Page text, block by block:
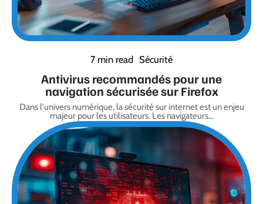
7 min read Sécurité
Antivirus recommandés pour une
navigation sécurisée sur Firefox
Dans l'univers numérique, la sécurité sur internet est un enjeu
majeur pour les utilisateurs. Les navigateurs…